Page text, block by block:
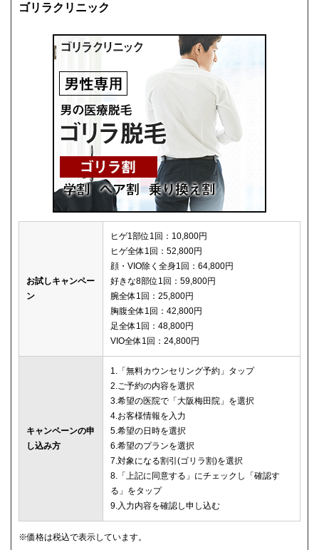
ゴリラクリニック
お試しキャンペー
ン
ヒゲ1部位1回：10,800円
ヒゲ全体1回：52,800円
顔・VIO除く全身1回：64,800円
好きな8部位1回：59,800円
腕全体1回：25,800円
胸腹全体1回：42,800円
足全体1回：48,800円
VIO全体1回：24,800円
キャンペーンの申
し込み方
1.「無料カウンセリング予約」タップ
2.ご予約の内容を選択
3.希望の医院で「大阪梅田院」を選択
4.お客様情報を入力
5.希望の日時を選択
6.希望のプランを選択
7.対象になる割引(ゴリラ割)を選択
8.「上記に同意する」にチェックし「確認す
る」をタップ
9.入力内容を確認し申し込む
※価格は税込で表示しています。